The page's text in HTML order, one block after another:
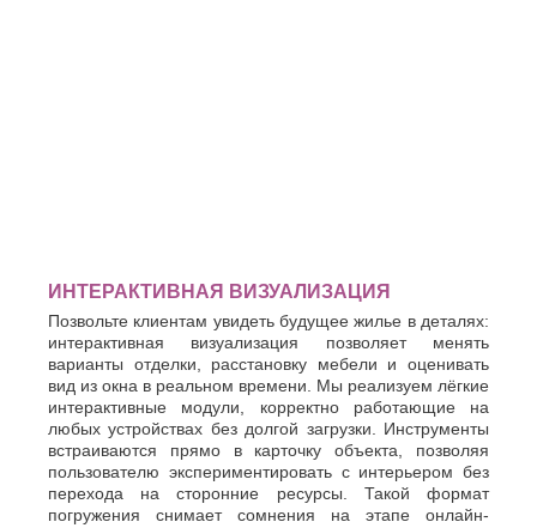
ИНТЕРАКТИВНАЯ ВИЗУАЛИЗАЦИЯ
Позвольте клиентам увидеть будущее жилье в деталях:
интерактивная визуализация позволяет менять
варианты отделки, расстановку мебели и оценивать
вид из окна в реальном времени. Мы реализуем лёгкие
интерактивные модули, корректно работающие на
любых устройствах без долгой загрузки. Инструменты
встраиваются прямо в карточку объекта, позволяя
пользователю экспериментировать с интерьером без
перехода на сторонние ресурсы. Такой формат
погружения снимает сомнения на этапе онлайн-